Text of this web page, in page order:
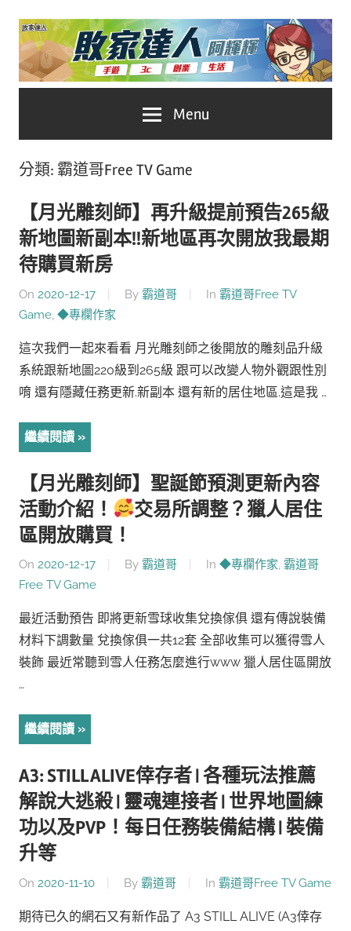
Skip
content
家
人
推
薦
No.1
遊
戲
自
媒
Menu
分類: 霸道哥Free TV Game
【月光雕刻師】再升級提前預告265級
新地圖新副本!!新地區再次開放我最期
待購買新房
On 2020-12-17 By 霸道哥 In 霸道哥Free TV
Game, ◆專欄作家
這次我們一起來看看 月光雕刻師之後開放的雕刻品升級
系統跟新地圖220級到265級 跟可以改變人物外觀跟性別
唷 還有隱藏任務更新.新副本 還有新的居住地區.這是我 …
繼續閱讀
【月光雕刻師】聖誕節預測更新內容
活動介紹！
交易所調整？獵人居住
區開放購買！
On 2020-12-17 By 霸道哥 In ◆專欄作家, 霸道哥
Free TV Game
最近活動預告 即將更新雪球收集兌換傢俱 還有傳說裝備
材料下調數量 兌換傢俱一共12套 全部收集可以獲得雪人
裝飾 最近常聽到雪人任務怎麼進行www 獵人居住區開放
…
繼續閱讀
A3: STILL ALIVE倖存者 | 各種玩法推薦
解說大逃殺 | 靈魂連接者 | 世界地圖練
功以及PVP！每日任務裝備結構 | 裝備
升等
On 2020-11-10 By 霸道哥 In 霸道哥Free TV Game
期待已久的網石又有新作品了 A3 STILL ALIVE (A3倖存